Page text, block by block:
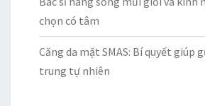
chọn có tâm
Căng da mặt SMAS: Bí quyết giúp
trung tự nhiên